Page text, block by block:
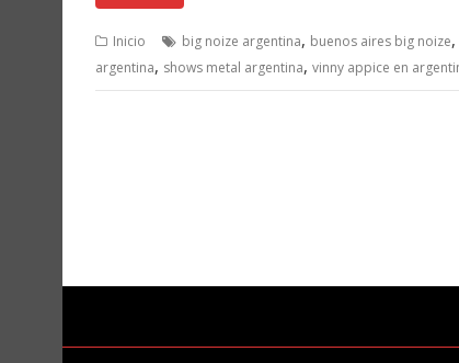
Inicio big noize argentina, buenos aires big noize,
argentina, shows metal argentina, vinny appice en